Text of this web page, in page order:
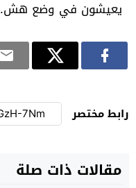
يعيشون في وضع هش.
رابط مختصر
مقالات ذات صلة